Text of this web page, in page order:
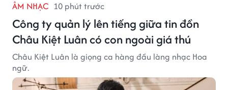
ÂM NHẠC 10 phút trước
Công ty quản lý lên tiếng giữa tin đồn
Châu Kiệt Luân có con ngoài giá thú
Châu Kiệt Luân là giọng ca hàng đầu làng nhạc Hoa
ngữ.